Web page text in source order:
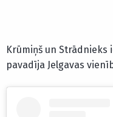
Krūmiņš un Strādnieks
pavadīja Jelgavas